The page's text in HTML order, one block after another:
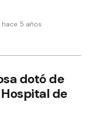
hace 5 años
dotó de
de